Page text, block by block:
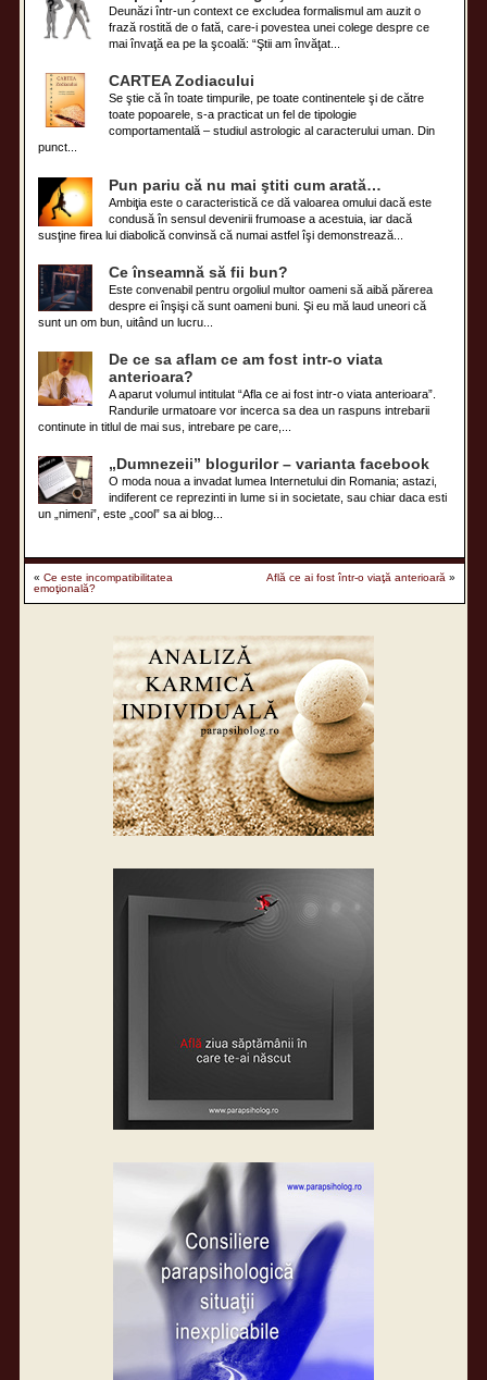
Deunăzi într-un context ce excludea formalismul am auzit o
frază rostită de o fată, care-i povestea unei colege despre ce
mai învaţă ea pe la şcoală: “Ştii am învăţat...
CARTEA Zodiacului
Se ştie că în toate timpurile, pe toate continentele şi de către
toate popoarele, s-a practicat un fel de tipologie
comportamentală – studiul astrologic al caracterului uman. Din
punct...
Pun pariu că nu mai ştiti cum arată…
Ambiţia este o caracteristică ce dă valoarea omului dacă este
condusă în sensul devenirii frumoase a acestuia, iar dacă
susţine firea lui diabolică convinsă că numai astfel îşi demonstrează...
Ce înseamnă să fii bun?
Este convenabil pentru orgoliul multor oameni să aibă părerea
despre ei înşişi că sunt oameni buni. Şi eu mă laud uneori că
sunt un om bun, uitând un lucru...
De ce sa aflam ce am fost intr-o viata
anterioara?
A aparut volumul intitulat “Afla ce ai fost intr-o viata anterioara”.
Randurile urmatoare vor incerca sa dea un raspuns intrebarii
continute in titlul de mai sus, intrebare pe care,...
„Dumnezeii” blogurilor – varianta facebook
O moda noua a invadat lumea Internetului din Romania; astazi,
indiferent ce reprezinti in lume si in societate, sau chiar daca esti
un „nimeni”, este „cool” sa ai blog...
«Ce este incompatibilitatea
emoţională?
Află ce ai fost într-o viaţă anterioară »